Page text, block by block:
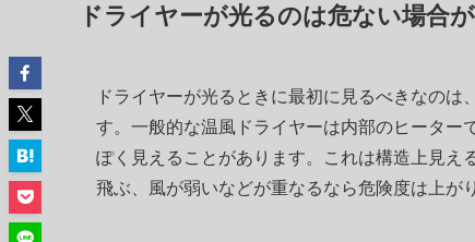
ドライヤーが光るのは危ない場合
ドライヤーが光るときに最初に見るべきなの
す。一般的な温風ドライヤーは内部のヒーター
ぽく見えることがあります。これは構造上見え
飛ぶ、風が弱いなどが重なるなら危険度は上が